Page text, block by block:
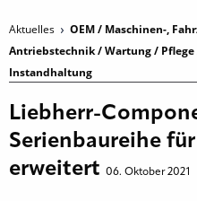
Aktuelles
OEM / Maschinen-,
Antriebstechnik / Wartung / Pflege
Instandhaltung
Liebherr-
Serienbaureihe
erweitert 06. Oktober 2021